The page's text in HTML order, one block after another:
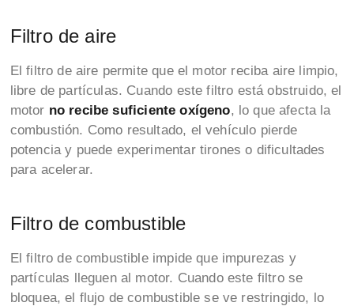
Filtro de aire
El filtro de aire permite que el motor reciba aire limpio,
libre de partículas. Cuando este filtro está obstruido, el
motor no recibe suficiente oxígeno, lo que afecta la
combustión. Como resultado, el vehículo pierde
potencia y puede experimentar tirones o dificultades
para acelerar.
Filtro de combustible
El filtro de combustible impide que impurezas y
partículas lleguen al motor. Cuando este filtro se
bloquea, el flujo de combustible se ve restringido, lo